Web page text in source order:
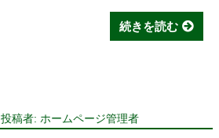
続きを読む
投稿者: ホームページ管理者